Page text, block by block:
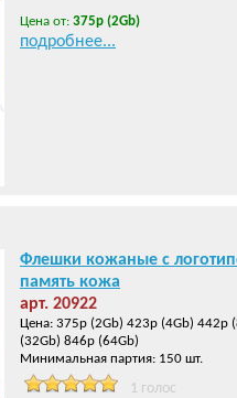
Цена от: 375р (2Gb)
подробнее...
Флешки кожаные с
память кожа
арт. 20922
Цена: 375р (2Gb) 423р (4Gb) 442р
(32Gb) 846р (64Gb)
Минимальная партия: 150 шт.
1 голос